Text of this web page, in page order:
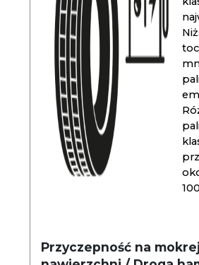
Przyczepność na mokrej